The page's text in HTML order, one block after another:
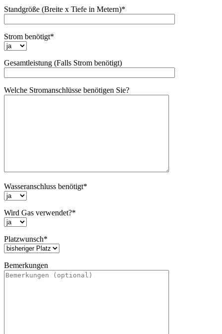
Standgröße (Breite x Tiefe in Metern)*
Strom benötigt*
Gesamtleistung (Falls Strom benötigt)
Welche Stromanschlüsse benötigen Sie?
Wasseranschluss benötigt*
Wird Gas verwendet?*
Platzwunsch*
Bemerkungen